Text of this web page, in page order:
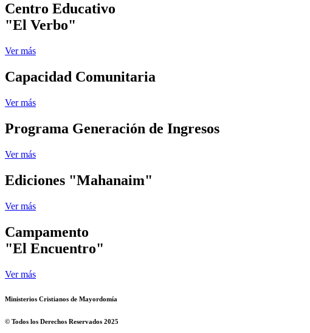
Centro Educativo
"El Verbo"
Ver más
Capacidad Comunitaria
Ver más
Programa Generación de Ingresos
Ver más
Ediciones "Mahanaim"
Ver más
Campamento
"El Encuentro"
Ver más
Ministerios Cristianos de Mayordomía
© Todos los Derechos Reservados 2025